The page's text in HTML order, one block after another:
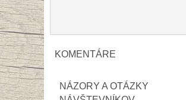
KOMENTÁRE
NÁZORY A OTÁZKY